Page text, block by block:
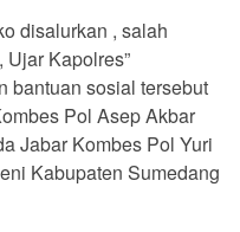
disalurkan , salah
Kapolres”
bantuan sosial tersebut
Pol Asep Akbar
Jabar Kombes Pol Yuri
Kabupaten Sumedang